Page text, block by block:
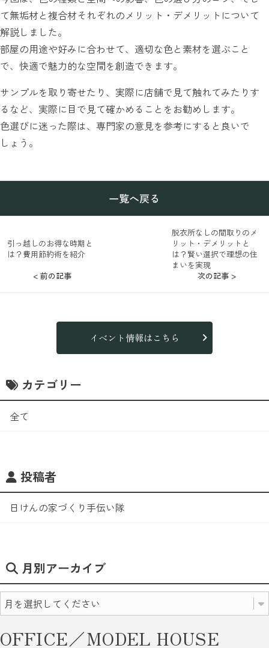
て無垢材と複合材それぞれのメリット・デメリットについて
解説しました。
部屋の用途や好みに合わせて、適切な色と素材を選ぶこと
で、快適で魅力的な空間を創造できます。
サンプルを取り寄せたり、実際に店舗で見て触れてみたりす
るなど、実際に目で見て確かめることをお勧めします。
色選びに迷った際は、専門家の意見を参考にすると良いで
しょう。
< 前の記事
引っ越しのお得な時期と
は？費用節約術を紹介
一覧へ戻る
脱衣所なしの間取りのメ
リット・デメリットと
は？賢い選択で理想の住
まいを実現
次の記事 >
イベント情報はこちら
カテゴリー
全て
投稿者
日けんの家づくり手伝い隊
月別アーカイブ
OFFICE／MODEL HOUSE